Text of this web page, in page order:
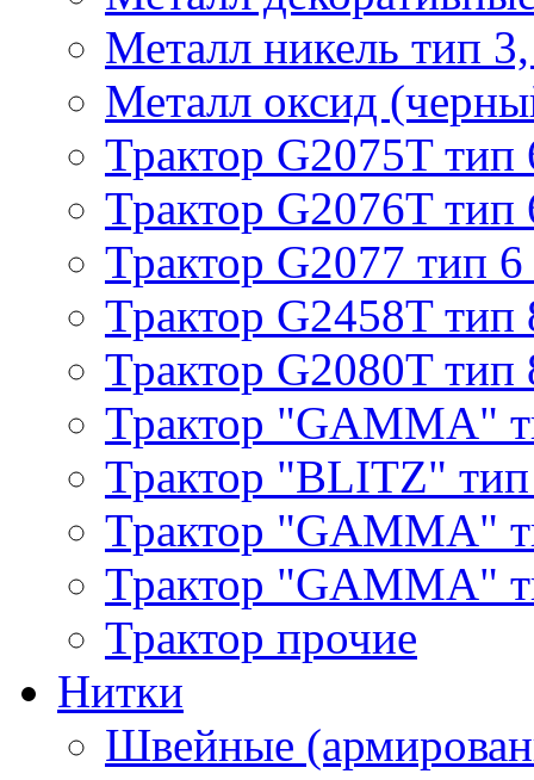
Металл никель тип
Металл оксид
Трактор G2075T тип
Трактор G2076T тип
Трактор G2077 тип 6
Трактор G2458T тип
Трактор G2080T тип
Трактор "GAMMA"
Трактор "BLITZ"
Трактор "GAMMA"
Трактор "GAMMA"
Трактор прочие
Нитки
Швейные